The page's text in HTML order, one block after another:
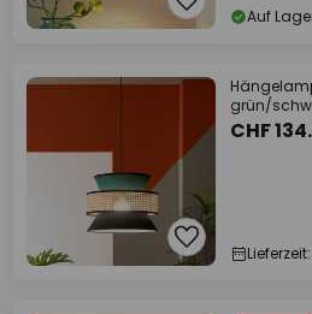
Auf
grün/
Stoff/
CHF